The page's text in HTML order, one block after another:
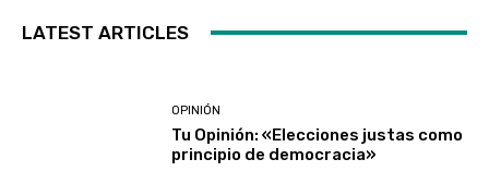
LATEST ARTICLES
OPINIÓN
Tu Opinión: «Elecciones justas como
principio de democracia»